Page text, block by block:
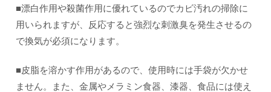
■漂白作用や殺菌作用に優れているのでカビ汚れの掃除に
用いられますが、反応すると強烈な刺激臭を発生させるの
で換気が必須になります。
■皮脂を溶かす作用があるので、使用時には手袋が欠かせ
ません。また、金属やメラミン食器、漆器、食品には使え